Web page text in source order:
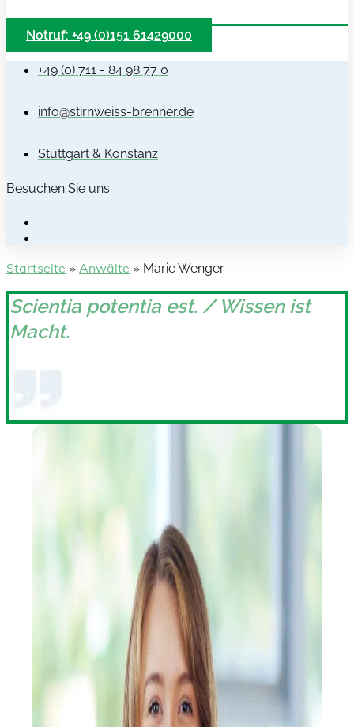
Notruf: +49 (0)151 61429000
+49 (0) 711 - 84 98 77 0
info@stirnweiss-brenner.de
Stuttgart & Konstanz
Besuchen Sie uns:
Startseite » Anwälte » Marie Wenger
Scientia potentia est. / Wissen ist
Macht.